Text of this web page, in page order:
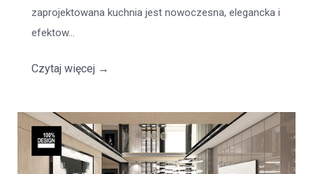
zaprojektowana kuchnia jest nowoczesna, elegancka i
efektow...
Czytaj więcej →